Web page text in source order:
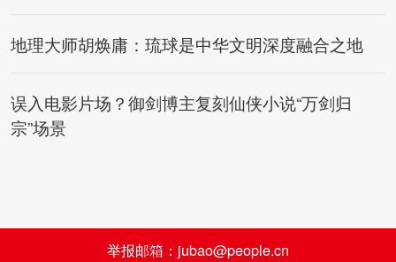
地理大师胡焕庸：琉球是中华文明深度融合之地
误入电影片场？御剑博主复刻仙侠小说“万剑归
宗”场景
举报邮箱：jubao@people.cn